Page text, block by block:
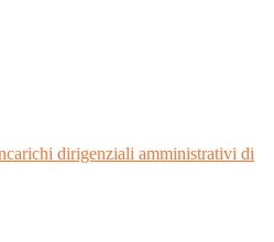
dirigenziali amministrativi di